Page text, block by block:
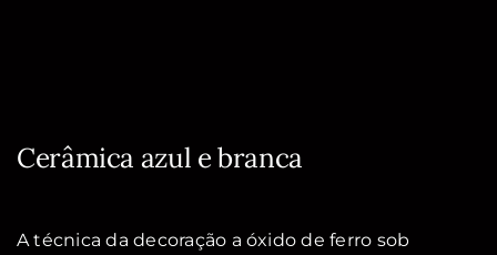
Cerâmica azul e branca
A técnica da decoração a óxido de ferro sob